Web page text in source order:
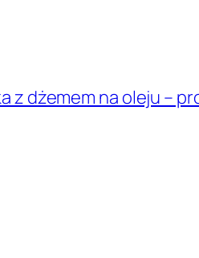
z dżemem na oleju –